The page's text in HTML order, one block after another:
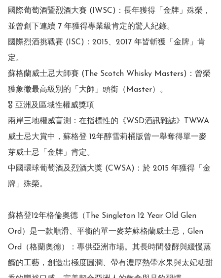
國際葡萄酒暨烈酒大賽 (IWSC)：長年獲得「金牌」殊榮，
並曾創下連續 7 年獲得專業級肯定的驚人紀錄。
國際烈酒挑戰賽 (ISC)：2015、2017 年皆斬獲「金牌」肯
定。
蘇格蘭威士忌大師賽 (The Scotch Whisky Masters)：曾榮
獲象徵最高級別的「大師」頭銜（Master）。
🎖️ 亞洲及區域性權威獎項
兩岸三地權威盲測：在指標性的《WSD酒訊雜誌》TW.WA
威士忌大賞中，蘇格登 12年醇雪莉桶版曾一舉奪得單一麥
芽威士忌「金牌」肯定。
中國環球葡萄酒及烈酒大獎 (CWSA)：於 2015 年獲得「金
牌」殊榮。
蘇格登12年格倫奧德（The Singleton 12 Year Old Glen
Ord）是一款順滑、平衡的單一麥芽蘇格蘭威士忌，Glen
Ord（格蘭奧德）：專供亞洲市場。其長時間發酵與緩慢蒸
餾的工藝，創造出極度圓潤、帶有濃厚熱帶水果與太妃糖甜